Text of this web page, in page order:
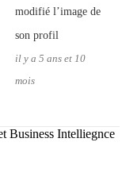
modifié l’image de
son profil
il y a 5 ans et 10
mois